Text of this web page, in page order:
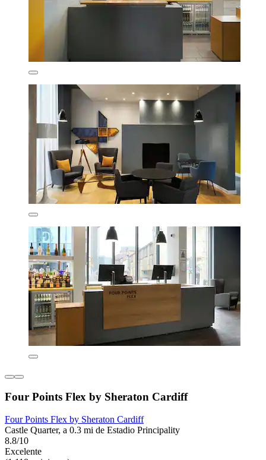
Four Points Flex by Sheraton Cardiff
Four Points Flex by Sheraton Cardiff
Castle Quarter, a 0.3 mi de Estadio Principality
8.8/10
Excelente